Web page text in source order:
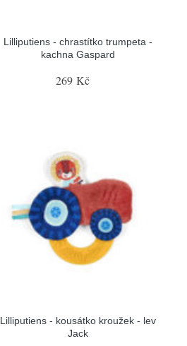
Lilliputiens - chrastítko trumpeta -
kachna Gaspard
269 Kč
Lilliputiens - kousátko kroužek - lev
Jack